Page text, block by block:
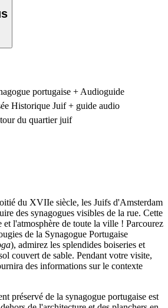
portugaise + Audioguide
Historique Juif + guide audio
du quartier juif
du XVIIe siècle, les Juifs d'Amsterdam
des synagogues visibles de la rue. Cette
et l'atmosphère de toute la ville ! Parcourez
de la Synagogue Portugaise
), admirez les splendides boiseries et
couvert de sable. Pendant votre visite,
des informations sur le contexte
préservé de la synagogue portugaise est